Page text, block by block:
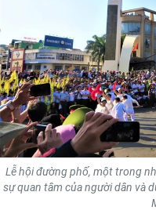
Y TẾ
KHOA HỌC - CÔNG
MÔI TRƯỜNG
BẠN ĐỌC
KIỂM CHỨNG THÔNG
Lễ hội đường phố, một trong
sự quan tâm của người dân và